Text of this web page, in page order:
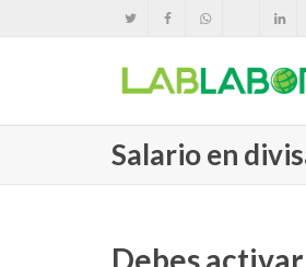
Salario en
Debes